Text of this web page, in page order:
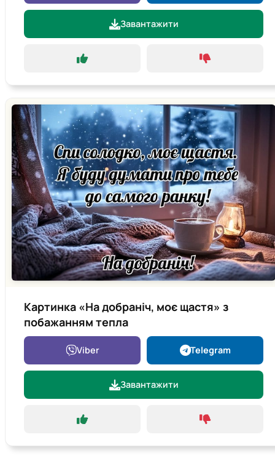
Завантажити
Картинка «На добраніч, моє щастя» з
побажанням тепла
Viber Telegram
Завантажити